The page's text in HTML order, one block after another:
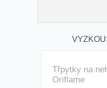
Třpytky na
Oriflame